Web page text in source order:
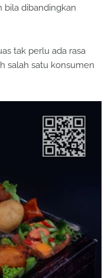
bila dibandingkan
tak perlu ada rasa
salah satu konsumen